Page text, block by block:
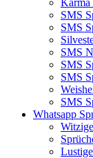
SMS
SMS
SMS
SMS
SMS
SMS
Whatsapp